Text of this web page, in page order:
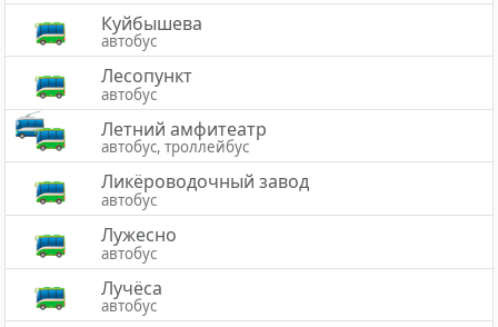
Куйбышева
автобус
Лесопункт
автобус
Летний амфитеатр
автобус, троллейбус
Ликёроводочный завод
автобус
Лужесно
автобус
Лучёса
автобус